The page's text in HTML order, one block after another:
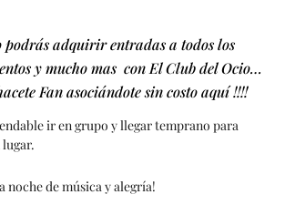
podrás adquirir entradas a todos los
y mucho mas con El Club del Ocio…
Fan asociándote sin costo aquí !!!!
ir en grupo y llegar temprano para
noche de música y alegría!